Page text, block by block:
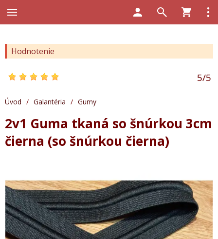
Hodnotenie
5/5
Úvod / Galantéria / Gumy
2v1 Guma tkaná so šnúrkou 3cm
čierna (so šnúrkou čierna)